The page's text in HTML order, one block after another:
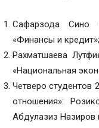
Сафарзода Сино
«Финансы и кредит»;
Рахматшаева
«Национальная
Четверо студентов
отношения»:
Абдулазиз